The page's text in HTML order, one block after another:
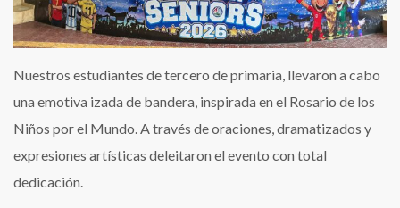
Nuestros estudiantes de tercero de primaria, llevaron a cabo
una emotiva izada de bandera, inspirada en el Rosario de los
Niños por el Mundo. A través de oraciones, dramatizados y
expresiones artísticas deleitaron el evento con total
dedicación.